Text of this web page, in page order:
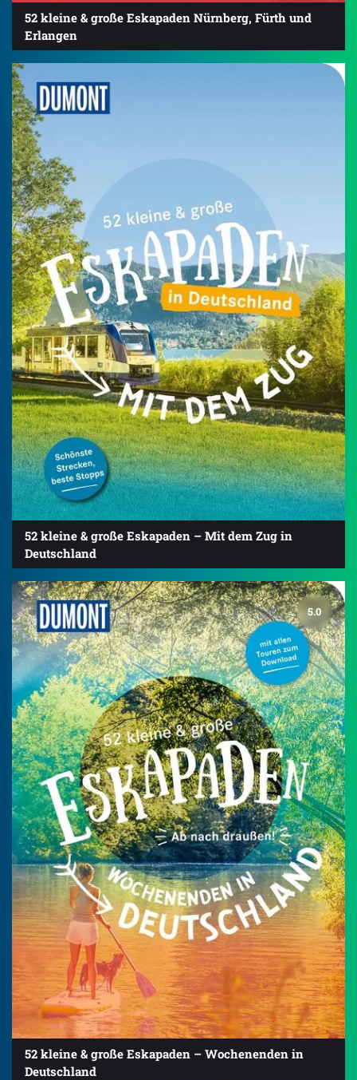
52 kleine & große Eskapaden Nürnberg, Fürth und
Erlangen
52 kleine & große Eskapaden – Mit dem Zug in
Deutschland
5.0
52 kleine & große Eskapaden – Wochenenden in
Deutschland